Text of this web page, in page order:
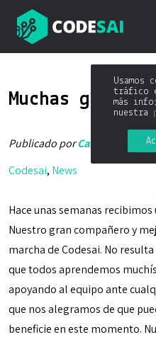
Usamos
tráfico
más
nuestra
Muchas gracias
Publicado porCarlos Blé
Codesai, News
Hace unas semanas
Nuestro gran compañero y
marcha de Codesai. No
que todos aprendemos
apoyando al equipo ante
que nos alegramos de que
beneficie en este momento.